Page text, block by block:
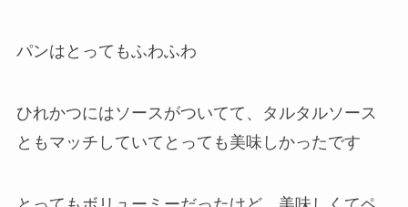
パンはとってもふわふわ
ひれかつにはソースがついてて、タルタルソース
ともマッチしていてとっても美味しかったです